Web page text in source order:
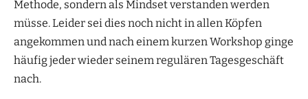
Methode, sondern als Mindset verstanden werden
müsse. Leider sei dies noch nicht in allen Köpfen
angekommen und nach einem kurzen Workshop ginge
häufig jeder wieder seinem regulären Tagesgeschäft
nach.